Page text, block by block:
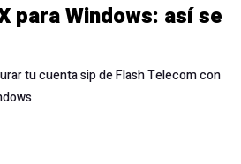
para Windows: así se
tu cuenta sip de Flash Telecom con